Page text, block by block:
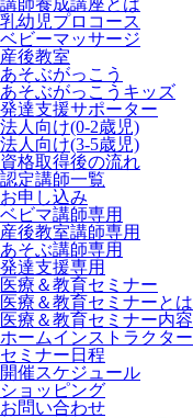
講師養成講座とは
乳幼児プロコース
ベビーマッサージ
産後教室
あそぶがっこう
あそぶがっこうキッズ
発達支援サポーター
法人向け(0-2歳児)
法人向け(3-5歳児)
資格取得後の流れ
認定講師一覧
お申し込み
ベビマ講師専用
産後教室講師専用
あそぶ講師専用
発達支援専用
医療＆教育セミナー
医療＆教育セミナーとは
医療＆教育セミナー内容
ホームインストラクター
セミナー日程
開催スケジュール
ショッピング
お問い合わせ